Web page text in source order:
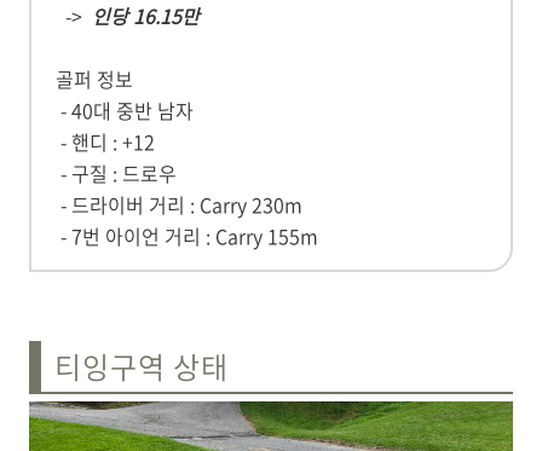
-> 인당 16.15만
골퍼 정보
- 40대 중반 남자
- 핸디 : +12
- 구질 : 드로우
- 드라이버 거리 : Carry 230m
- 7번 아이언 거리 : Carry 155m
티잉구역 상태